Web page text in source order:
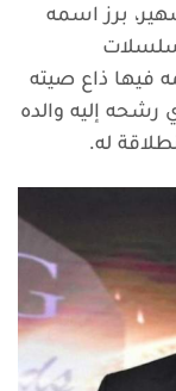
برز اسمه
فيها ذاع صيته
إليه والده
له.